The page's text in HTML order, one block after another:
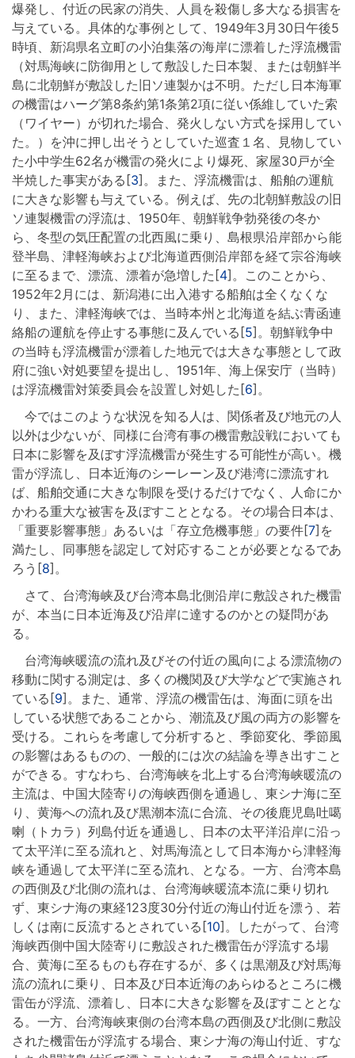
爆発し、付近の民家の消失、人員を殺傷し多大なる損害を
与えている。具体的な事例として、1949年3月30日午後5
時頃、新潟県名立町の小泊集落の海岸に漂着した浮流機雷
（対馬海峡に防御用として敷設した日本製、または朝鮮半
島に北朝鮮が敷設した旧ソ連製かは不明。ただし日本海軍
の機雷はハーグ第8条約第1条第2項に従い係維していた索
（ワイヤー）が切れた場合、発火しない方式を採用してい
た。）を沖に押し出そうとしていた巡査１名、見物してい
た小中学生62名が機雷の発火により爆死、家屋30戸が全
半焼した事実がある[3]。また、浮流機雷は、船舶の運航
に大きな影響も与えている。例えば、先の北朝鮮敷設の旧
ソ連製機雷の浮流は、1950年、朝鮮戦争勃発後の冬か
ら、冬型の気圧配置の北西風に乗り、島根県沿岸部から能
登半島、津軽海峡および北海道西側沿岸部を経て宗谷海峡
に至るまで、漂流、漂着が急増した[4]。このことから、
1952年2月には、新潟港に出入港する船舶は全くなくな
り、また、津軽海峡では、当時本州と北海道を結ぶ青函連
絡船の運航を停止する事態に及んでいる[5]。朝鮮戦争中
の当時も浮流機雷が漂着した地元では大きな事態として政
府に強い対処要望を提出し、1951年、海上保安庁（当時）
は浮流機雷対策委員会を設置し対処した[6]。
今ではこのような状況を知る人は、関係者及び地元の人
以外は少ないが、同様に台湾有事の機雷敷設戦においても
日本に影響を及ぼす浮流機雷が発生する可能性が高い。機
雷が浮流し、日本近海のシーレーン及び港湾に漂流すれ
ば、船舶交通に大きな制限を受けるだけでなく、人命にか
かわる重大な被害を及ぼすこととなる。その場合日本は、
「重要影響事態」あるいは「存立危機事態」の要件[7]を
満たし、同事態を認定して対応することが必要となるであ
ろう[8]。
さて、台湾海峡及び台湾本島北側沿岸に敷設された機雷
が、本当に日本近海及び沿岸に達するのかとの疑問があ
る。
台湾海峡暖流の流れ及びその付近の風向による漂流物の
移動に関する測定は、多くの機関及び大学などで実施され
ている[9]。また、通常、浮流の機雷缶は、海面に頭を出
している状態であることから、潮流及び風の両方の影響を
受ける。これらを考慮して分析すると、季節変化、季節風
の影響はあるものの、一般的には次の結論を導き出すこと
ができる。すなわち、台湾海峡を北上する台湾海峡暖流の
主流は、中国大陸寄りの海峡西側を通過し、東シナ海に至
り、黄海への流れ及び黒潮本流に合流、その後鹿児島吐噶
喇（トカラ）列島付近を通過し、日本の太平洋沿岸に沿っ
て太平洋に至る流れと、対馬海流として日本海から津軽海
峡を通過して太平洋に至る流れ、となる。一方、台湾本島
の西側及び北側の流れは、台湾海峡暖流本流に乗り切れ
ず、東シナ海の東経123度30分付近の海山付近を漂う、若
しくは南に反流するとされている[10]。したがって、台湾
海峡西側中国大陸寄りに敷設された機雷缶が浮流する場
合、黄海に至るものも存在するが、多くは黒潮及び対馬海
流の流れに乗り、日本及び日本近海のあらゆるところに機
雷缶が浮流、漂着し、日本に大きな影響を及ぼすこととな
る。一方、台湾海峡東側の台湾本島の西側及び北側に敷設
された機雷缶が浮流する場合、東シナ海の海山付近、すな